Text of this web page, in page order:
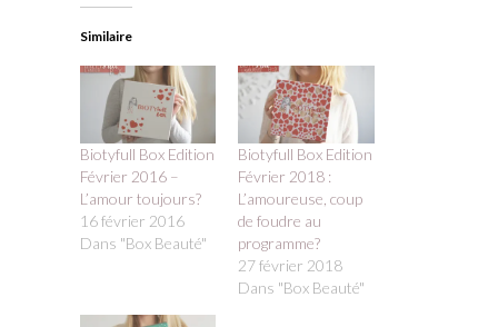
Similaire
Biotyfull Box Edition
Février 2016 –
L’amour toujours?
16 février 2016
Dans "Box Beauté"
Biotyfull Box Edition
Février 2018 :
L’amoureuse, coup
de foudre au
programme?
27 février 2018
Dans "Box Beauté"